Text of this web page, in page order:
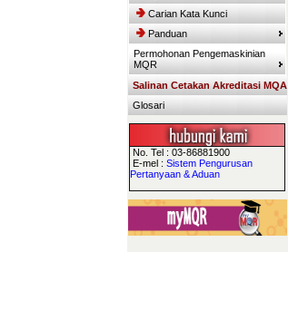
Carian Kata Kunci
Panduan
Permohonan Pengemaskinian
MQR
Salinan Cetakan Akreditasi MQA
Glosari
No. Tel : 03-86881900
E-mel : Sistem Pengurusan
Pertanyaan & Aduan